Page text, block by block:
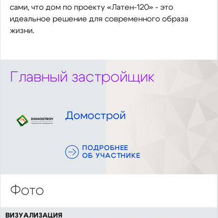
сами, что дом по проекту «Латен-120» - это
идеальное решение для современного образа
жизни.
Главный застройщик
Домострой
ПОДРОБНЕЕ
ОБ УЧАСТНИКЕ
Фото
ВИЗУАЛИЗАЦИЯ